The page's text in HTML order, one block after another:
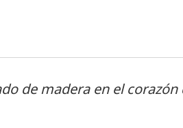
ZH
de madera en el corazón